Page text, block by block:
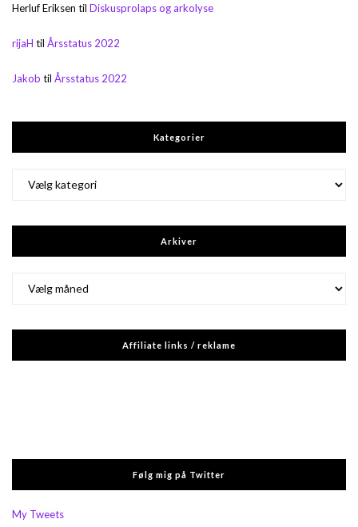
Herluf Eriksen til Diskusprolaps og arkolyse
rijaH til Årsstatus 2022
Jakob til Årsstatus 2022
Kategorier
Arkiver
Affiliate links / reklame
Følg mig på Twitter
My Tweets